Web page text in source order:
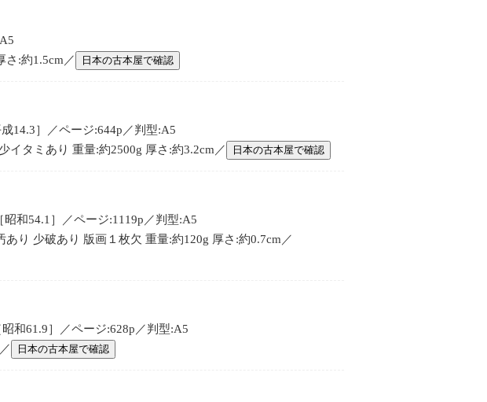
さ:約1.5cm／
日本の古本屋で確認
14.3］／ページ:644p／判型:A5
イタミあり 重量:約2500g 厚さ:約3.2cm／
日本の古本屋で確認
和54.1］／ページ:1119p／判型:A5
り 少破あり 版画１枚欠 重量:約120g 厚さ:約0.7cm／
和61.9］／ページ:628p／判型:A5
日本の古本屋で確認